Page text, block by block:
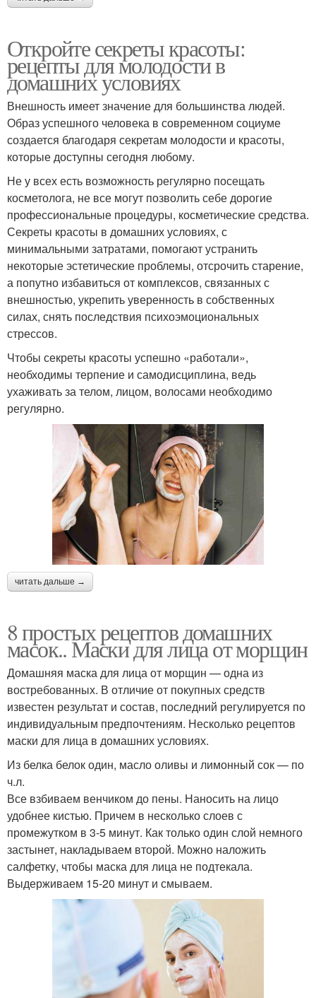
Откройте секреты красоты:
рецепты для молодости в
домашних условиях
Внешность имеет значение для большинства людей.
Образ успешного человека в современном социуме
создается благодаря секретам молодости и красоты,
которые доступны сегодня любому.
Не у всех есть возможность регулярно посещать
косметолога, не все могут позволить себе дорогие
профессиональные процедуры, косметические средства.
Секреты красоты в домашних условиях, с
минимальными затратами, помогают устранить
некоторые эстетические проблемы, отсрочить старение,
а попутно избавиться от комплексов, связанных с
внешностью, укрепить уверенность в собственных
силах, снять последствия психоэмоциональных
стрессов.
Чтобы секреты красоты успешно «работали»,
необходимы терпение и самодисциплина, ведь
ухаживать за телом, лицом, волосами необходимо
регулярно.
читать дальше →
8 простых рецептов домашних
масок.. Маски для лица от морщин
Домашняя маска для лица от морщин — одна из
востребованных. В отличие от покупных средств
известен результат и состав, последний регулируется по
индивидуальным предпочтениям. Несколько рецептов
маски для лица в домашних условиях.
Из белка белок один, масло оливы и лимонный сок — по
ч.л.
Все взбиваем венчиком до пены. Наносить на лицо
удобнее кистью. Причем в несколько слоев с
промежутком в 3-5 минут. Как только один слой немного
застынет, накладываем второй. Можно наложить
салфетку, чтобы маска для лица не подтекала.
Выдерживаем 15-20 минут и смываем.